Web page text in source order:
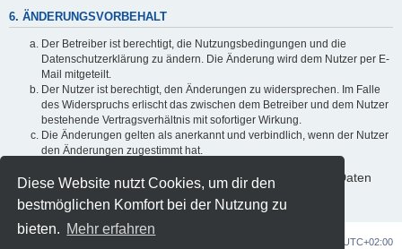
Diese Website nutzt Cookies, um dir den
bestmöglichen Komfort bei der Nutzung zu
bieten. Mehr erfahren
6. ÄNDERUNGSVORBEHALT
Der Betreiber ist berechtigt, die Nutzungsbedingungen und die
Datenschutzerklärung zu ändern. Die Änderung wird dem Nutzer per E-
Mail mitgeteilt.
Der Nutzer ist berechtigt, den Änderungen zu widersprechen. Im Falle
des Widerspruchs erlischt das zwischen dem Betreiber und dem Nutzer
bestehende Vertragsverhältnis mit sofortiger Wirkung.
Die Änderungen gelten als anerkannt und verbindlich, wenn der Nutzer
den Änderungen zugestimmt hat.
Informationen über den Umgang mit deinen persönlichen Daten
UTC+02:00